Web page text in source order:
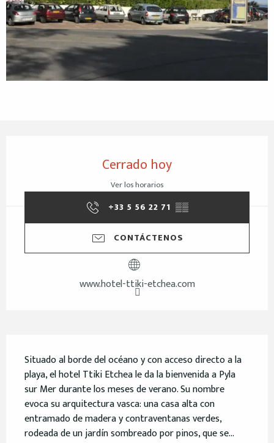
Cerrado hoy
Ver los horarios
+33 5 56 22 71 ▒▒
CONTÁCTENOS
www.hotel-ttiki-etchea.com
Situado al borde del océano y con acceso directo a la
playa, el hotel Ttiki Etchea le da la bienvenida a Pyla
sur Mer durante los meses de verano. Su nombre
evoca su arquitectura vasca: una casa alta con
entramado de madera y contraventanas verdes,
rodeada de un jardín sombreado por pinos, que se...